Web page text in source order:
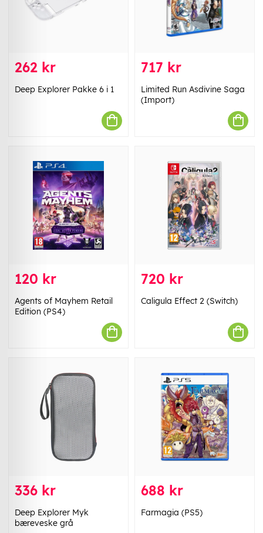
262 kr
Deep Explorer Pakke 6 i 1
717 kr
Limited Run Asdivine Saga
(Import)
120 kr
Agents of Mayhem Retail
Edition (PS4)
720 kr
Caligula Effect 2 (Switch)
336 kr
Deep Explorer Myk
bæreveske grå
688 kr
Farmagia (PS5)